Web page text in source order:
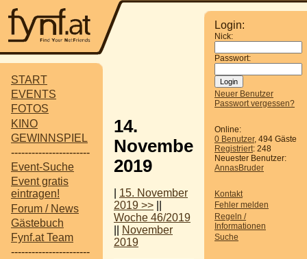
START
EVENTS
FOTOS
KINO
GEWINNSPIEL
-----------------------
Event-Suche
Event gratis
eintragen!
Forum / News
Gästebuch
Fynf.at Team
-----------------------
Login:
Nick:
Passwort:
Neuer Benutzer
Passwort vergessen?
Online:
0 Benutzer, 494 Gäste
Registriert: 248
Neuester Benutzer:
AnnasBruder
Kontakt
Fehler melden
Regeln /
Informationen
Suche
14.
November
2019
15. November
2019 >>
Woche 46/2019
November
2019